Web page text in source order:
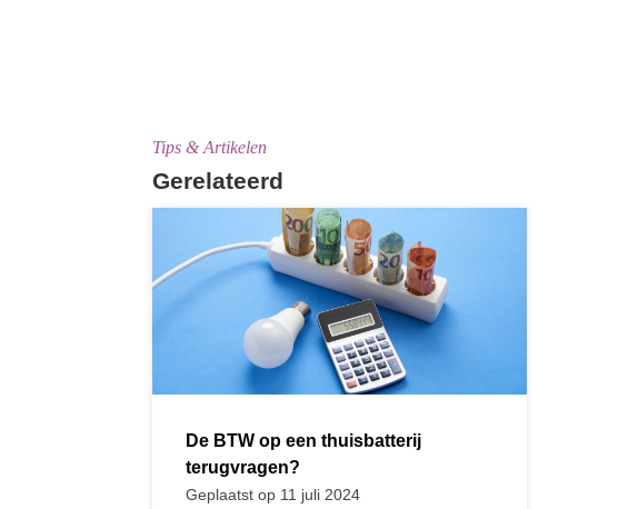
Tips & Artikelen
Gerelateerd
De BTW op een thuisbatterij
terugvragen?
Geplaatst op 11 juli 2024